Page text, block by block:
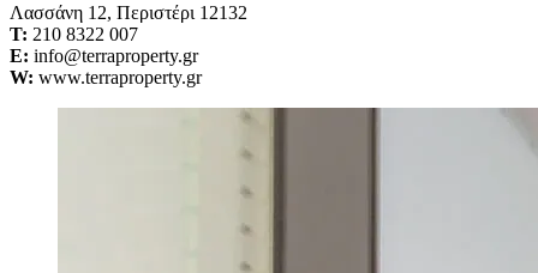
Λασσάνη 12, Περιστέρι 12132
Τ: 210 8322 007
E: info@terraproperty.gr
W: www.terraproperty.gr